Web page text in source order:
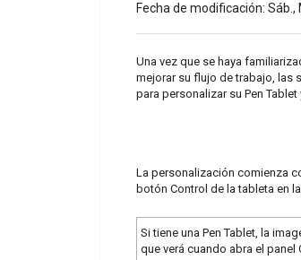
Fecha de modificación: Sáb.,
Una vez que se haya
mejorar su flujo de trabajo, las
para personalizar su Pen
La personalización comienza
botón Control de la tableta en
Si tiene una Pen Tablet, la
que verá cuando abra el panel